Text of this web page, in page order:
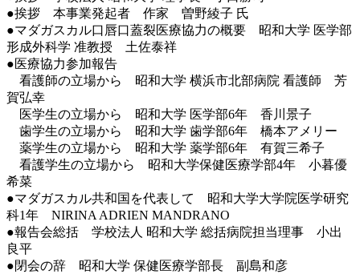
●挨拶 本事業発起者 作家 曽野綾子 氏
●マダガスカル口唇口蓋裂医療協力の概要 昭和大学 医学部
形成外科学 准教授 土佐泰祥
●医療協力参加報告
看護師の立場から 昭和大学 横浜市北部病院 看護師 芳
賀弘幸
医学生の立場から 昭和大学 医学部6年 香川景子
歯学生の立場から 昭和大学 歯学部6年 橋本アメリー
薬学生の立場から 昭和大学 薬学部6年 有賀三希子
看護学生の立場から 昭和大学保健医療学部4年 小暮優
希菜
●マダガスカル共和国を代表して 昭和大学大学院医学研究
科1年 NIRINA ADRIEN MANDRANO
●報告会総括 学校法人 昭和大学 総括病院担当理事 小出
良平
●閉会の辞 昭和大学 保健医療学部長 副島和彦